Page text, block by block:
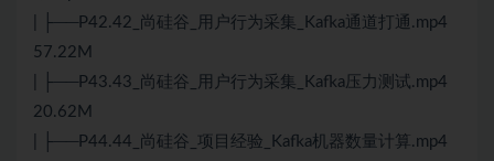
| ├──P42.42_尚硅谷_用户行为采集_Kafka通道打通.mp4
57.22M
| ├──P43.43_尚硅谷_用户行为采集_Kafka压力测试.mp4
20.62M
| ├──P44.44_尚硅谷_项目经验_Kafka机器数量计算.mp4